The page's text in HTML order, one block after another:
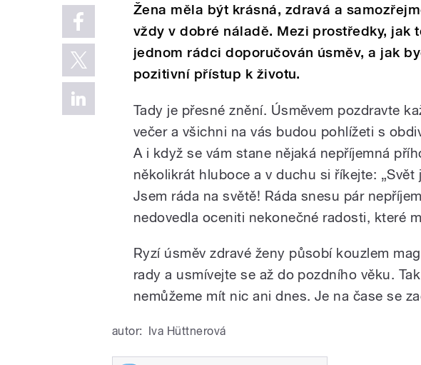
Žena měla být krásná, zdravá a
vždy v dobré náladě. Mezi prostředky, jak
jednom rádci doporučován úsměv, a jak
pozitivní přístup k životu.
Tady je přesné znění. Úsměvem pozdravte
večer a všichni na vás budou pohlížeti s
A i když se vám stane nějaká nepříjemná
několikrát hluboce a v duchu si říkejte: „Svět
Jsem ráda na světě! Ráda snesu pár
nedovedla oceniti nekonečné radosti, které
Ryzí úsměv zdravé ženy působí kouzlem
rady a usmívejte se až do pozdního věku.
nemůžeme mít nic ani dnes. Je na čase se
autor: Iva Hüttnerová